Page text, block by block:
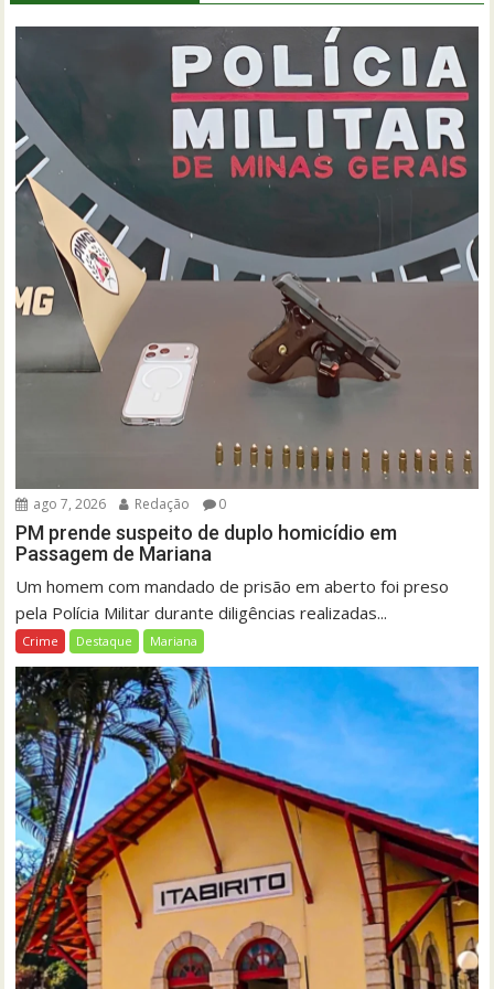
ago 7, 2026 Redação 0
PM prende suspeito de duplo homicídio em
Passagem de Mariana
Um homem com mandado de prisão em aberto foi preso
pela Polícia Militar durante diligências realizadas...
Crime Destaque Mariana